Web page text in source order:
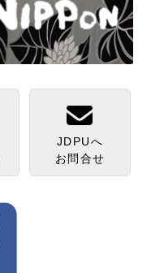
JDPUへ
お問合せ